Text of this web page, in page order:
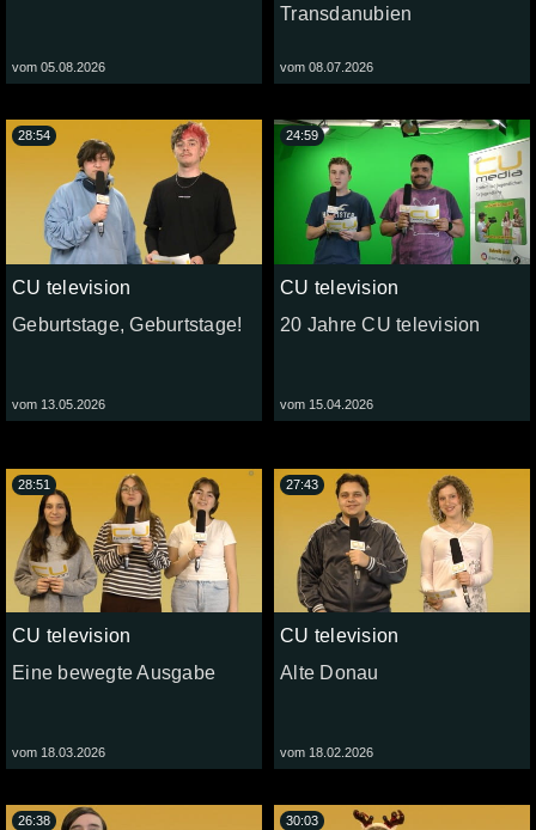
vom 05.08.2026
Transdanubien
vom 08.07.2026
CU television
Geburtstage, Geburtstage!
vom 13.05.2026
28:54
CU television
20 Jahre CU television
vom 15.04.2026
24:59
CU television
Eine bewegte Ausgabe
vom 18.03.2026
28:51
CU television
Alte Donau
vom 18.02.2026
27:43
26:38 30:03